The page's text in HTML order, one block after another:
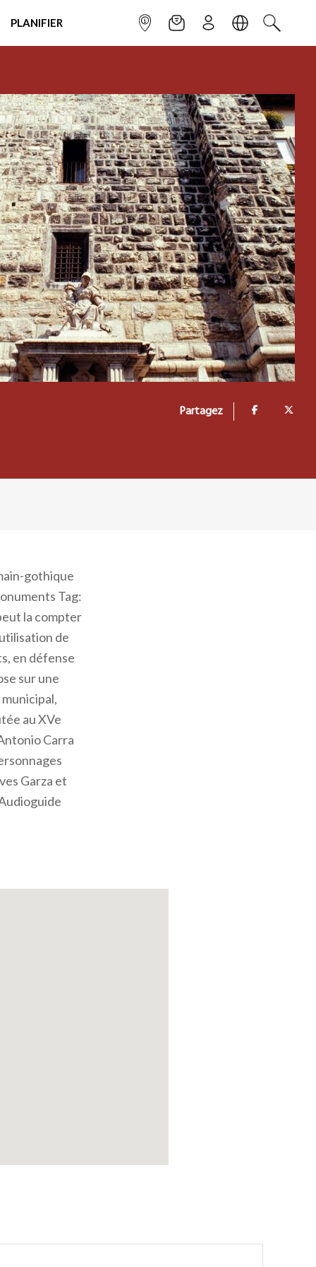
PLANIFIER POINT INFONEWSLETTER
S'INSCRIRELANGUE
Partagez
gothique
Tag:
la compter
de
en défense
sur une
au XVe
Carra
Garza et